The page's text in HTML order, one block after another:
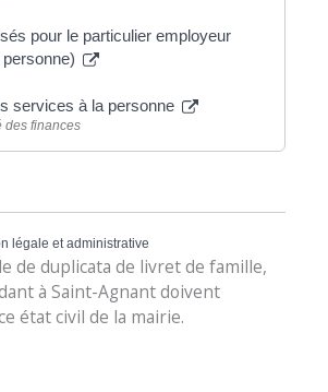
pour le particulier employeur
services à la personne
des finances
légale et administrative
de duplicata de livret de famille,
à Saint-Agnant doivent
état civil de la mairie.